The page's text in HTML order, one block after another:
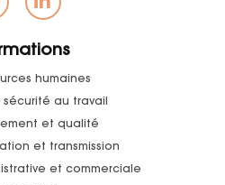
humaines
au travail
et qualité
et transmission
et commerciale